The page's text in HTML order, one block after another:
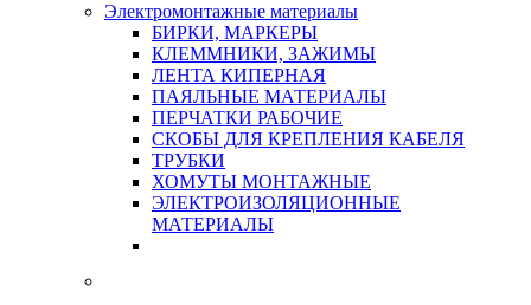
Электромонтажные материалы
БИРКИ, МАРКЕРЫ
КЛЕММНИКИ, ЗАЖИМЫ
ЛЕНТА КИПЕРНАЯ
ПАЯЛЬНЫЕ МАТЕРИАЛЫ
ПЕРЧАТКИ РАБОЧИЕ
СКОБЫ ДЛЯ КРЕПЛЕНИЯ КАБЕЛЯ
ТРУБКИ
ХОМУТЫ МОНТАЖНЫЕ
ЭЛЕКТРОИЗОЛЯЦИОННЫЕ
МАТЕРИАЛЫ